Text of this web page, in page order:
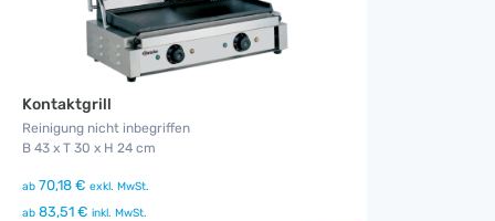
Kontaktgrill
Reinigung nicht inbegriffen
B 43 x T 30 x H 24 cm
ab 70,18 € exkl. MwSt.
ab 83,51 € inkl. MwSt.